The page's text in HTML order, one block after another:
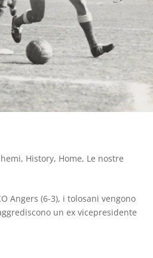
, History, Home, Le nostre
Angers (6-3), i tolosani vengono
un ex vicepresidente